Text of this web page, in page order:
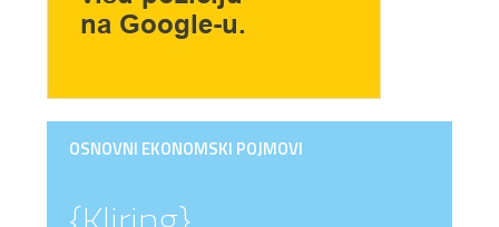
OSNOVNI EKONOMSKI POJMOVI